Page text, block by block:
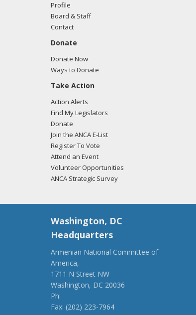
Profile
Board & Staff
Contact
Donate
Donate Now
Ways to Donate
Take Action
Action Alerts
Find My Legislators
Donate
Join the ANCA E-List
Register To Vote
Attend an Event
Volunteer Opportunities
ANCA Strategic Survey
Washington, DC
Headquarters
Armenian National Committee of
America,
1711 N Street NW
Washington, DC 20036
Ph:
Fax: (202) 223-7964